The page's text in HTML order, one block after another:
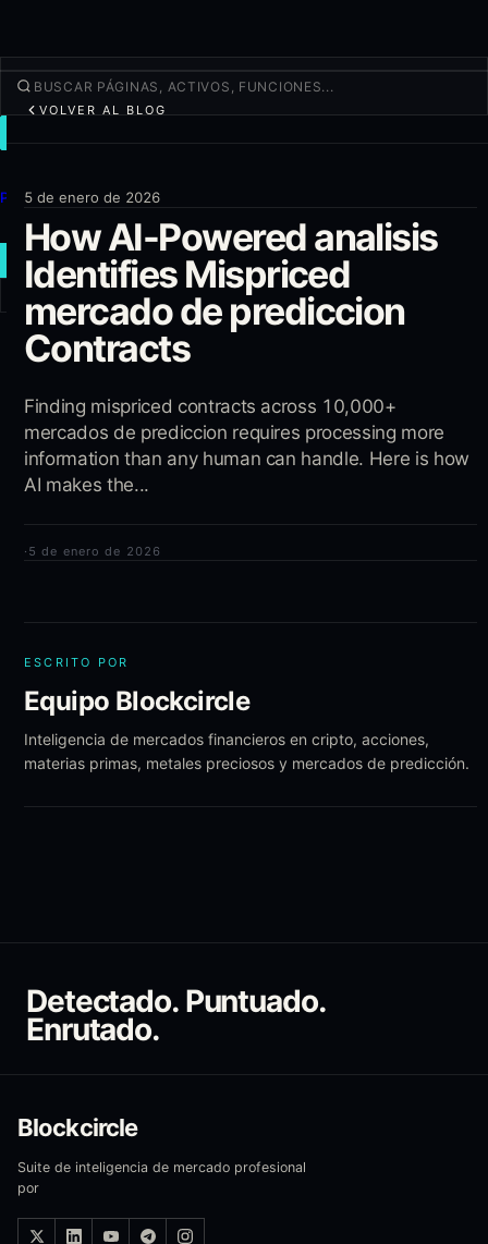
Productos
Más
NUEVA OPERACIÓN
Iniciar sesión
VOLVER AL BLOG
5 de enero de 2026
How AI-Powered analisis
Identifies Mispriced
mercado de prediccion
Contracts
Finding mispriced contracts across 10,000+
mercados de prediccion requires processing more
information than any human can handle. Here is how
AI makes the...
· 5 de enero de 2026
ESCRITO POR
Equipo Blockcircle
Inteligencia de mercados financieros en cripto, acciones,
materias primas, metales preciosos y mercados de predicción.
Detectado. Puntuado.
Enrutado.
Blockcircle
Suite de inteligencia de mercado profesional
por